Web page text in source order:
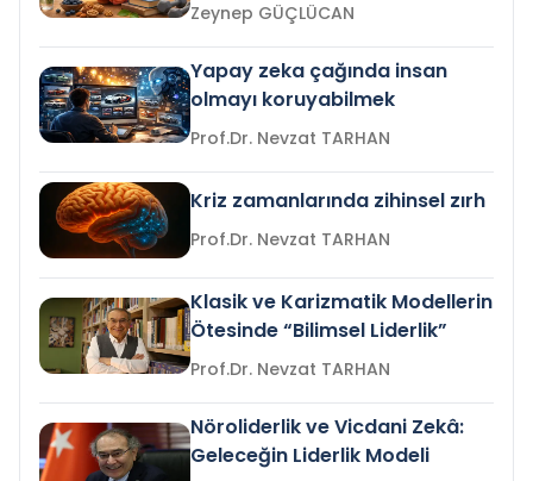
Zeynep GÜÇLÜCAN
Yapay zeka çağında insan
olmayı koruyabilmek
Prof.Dr. Nevzat TARHAN
Kriz zamanlarında zihinsel zırh
Prof.Dr. Nevzat TARHAN
Klasik ve Karizmatik Modellerin
Ötesinde “Bilimsel Liderlik”
Prof.Dr. Nevzat TARHAN
Nöroliderlik ve Vicdani Zekâ:
Geleceğin Liderlik Modeli